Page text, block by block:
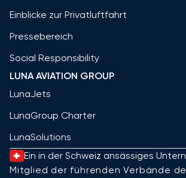
Einblicke zur Privatluftfahrt
Pressebereich
Social Responsibility
LUNA AVIATION GROUP
LunaJets
LunaGroup Charter
LunaSolutions
Ein in der Schweiz ansässiges
Mitglied der führenden Verbände